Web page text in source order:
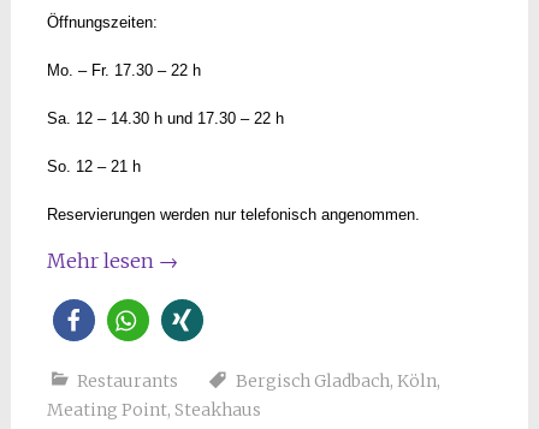
Öffnungszeiten:
Mo. – Fr. 17.30 – 22 h
Sa. 12 – 14.30 h und 17.30 – 22 h
So. 12 – 21 h
Reservierungen werden nur telefonisch angenommen.
Mehr lesen →
Restaurants Bergisch Gladbach, Köln,
Meating Point, Steakhaus